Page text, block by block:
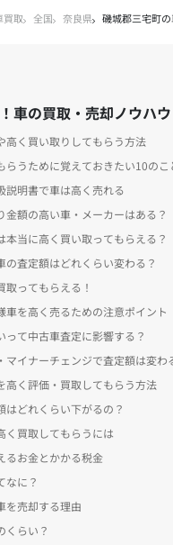
買取 全国 奈良県 磯城郡三宅町
車の買取・売却ノウハウ
高く買い取りしてもらう方法
らうために覚えておきたい10のこ
説明書で車は高く売れる
金額の高い車・メーカーはある？
本当に高く買い取ってもらえる？
の査定額はどれくらい変わる？
ってもらえる！
車を高く売るための注意ポイント
って中古車査定に影響する？
マイナーチェンジで査定額は変わ
高く評価・買取してもらう方法
はどれくらい下がるの？
く買取してもらうには
るお金とかかる税金
なに？
を売却する理由
くらい？